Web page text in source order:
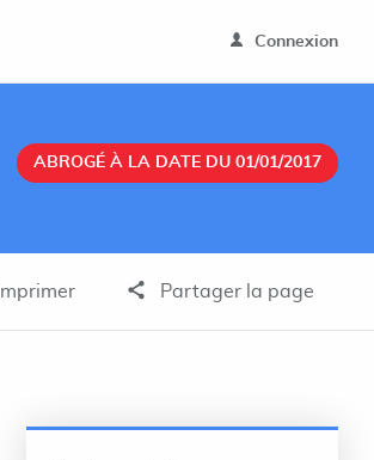
Connexion
ABROGÉ À LA DATE DU 01/01/2017
Imprimer Partager la page